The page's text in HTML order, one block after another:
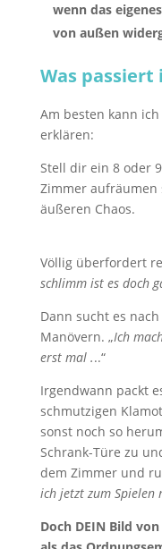
wenn das
von außen
Was passiert
Am besten kann
erklären:
Stell dir ein 8 oder
Zimmer aufräumen
äußeren Chaos.
Völlig überfordert
schlimm ist es doch
Dann sucht es
Manövern. „Ich
erst mal ...“
Irgendwann packt
schmutzigen
sonst noch so
Schrank-Türe zu
dem Zimmer und
ich jetzt zum Spielen
Doch DEIN Bild